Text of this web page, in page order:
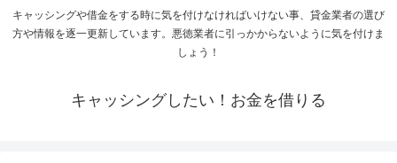
キャッシングや借金をする時に気を付けなければいけない事、貸金業者の選び
方や情報を逐一更新しています。悪徳業者に引っかからないように気を付けま
しょう！
キャッシングしたい！お金を借りる